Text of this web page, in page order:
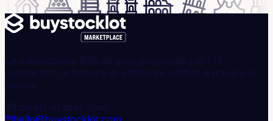
La marketplace B2B de gros propulsée par l'IA,
connectant acheteurs et vendeurs vérifiés à travers le
monde.
Émirats Arabes Unis